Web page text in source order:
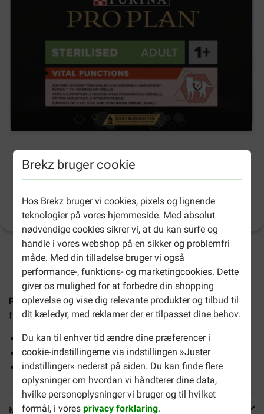
Brekz bruger cookie
Hos Brekz bruger vi cookies, pixels og lignende
teknologier på vores hjemmeside. Med absolut
nødvendige cookies sikrer vi, at du kan surfe og
handle i vores webshop på en sikker og problemfri
måde. Med din tilladelse bruger vi også
performance-, funktions- og marketingcookies. Dette
giver os mulighed for at forbedre din shopping
oplevelse og vise dig relevante produkter og tilbud til
dit kæledyr, med reklamer der er tilpasset dine behov.
Du kan til enhver tid ændre dine præferencer i
cookie-indstillingerne via indstillingen »Juster
indstillinger« nederst på siden. Du kan finde flere
oplysninger om hvordan vi håndterer dine data,
hvilke personoplysninger vi bruger og til hvilket
formål, i voresprivacy forklaring.
Pro Plan Sterilised Adult Vital Functions med
laks kattefoder
55 Produktinformation
2-4 arbejdsdage, medmindre andet er angivet
Pro Plan Sterilised Adult Vital Functions med lakser et
fuldtørfoder til voksne kastrerede eller steriliserede katte.
Styrker immunforsvaret
Giver støtte til nyrer og hjerne
Hjælper din kat med at holde vægten
Mere info